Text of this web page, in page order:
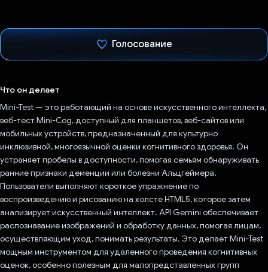
Голосование
Что он делает
Mini-Test — это работающий на основе искусственного интеллекта,
веб-тест Mini-Cog, доступный для планшетов, веб-сайтов или
мобильных устройств, предназначенный для культурно
инклюзивной, многоязычной оценки когнитивного здоровья. Он
устраняет пробелы в доступности, помогая семьям обнаруживать
ранние признаки деменции или болезни Альцгеймера.
Пользователи выполняют короткое упражнение по
воспроизведению и рисованию на холсте HTML5, которое затем
анализирует искусственный интеллект. API Gemini обеспечивает
распознавание изображений и обработку данных, помогая лицам,
осуществляющим уход, понимать результаты. Это делает Mini-Test
мощным инструментом для удаленного проведения когнитивных
оценок, особенно полезным для малопредставленных групп